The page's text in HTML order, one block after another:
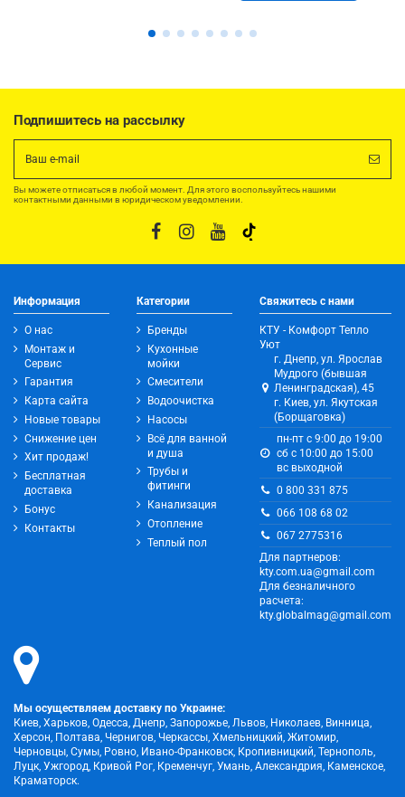
Подпишитесь на рассылку
Вы можете отписаться в любой момент. Для этого воспользуйтесь нашими
контактными данными в юридическом уведомлении.
Информация
О нас
Монтаж и
Сервис
Гарантия
Карта сайта
Новые товары
Снижение цен
Хит продаж!
Бесплатная
доставка
Бонус
Контакты
Категории
Бренды
Кухонные
мойки
Смесители
Водоочистка
Насосы
Всё для ванной
и душа
Трубы и
фитинги
Канализация
Отопление
Теплый пол
Свяжитесь с нами
КТУ - Комфорт Тепло
Уют
г. Днепр, ул. Ярослав
Мудрого (бывшая
Ленинградская), 45
г. Киев, ул. Якутская
(Борщаговка)
пн-пт с 9:00 до 19:00
сб с 10:00 до 15:00
вс выходной
0 800 331 875
066 108 68 02
067 2775316
Для партнеров:
kty.com.ua@gmail.com
Для безналичного
расчета:
kty.globalmag@gmail.com
Мы осуществляем доставку по Украине:
Киев, Харьков, Одесса, Днепр, Запорожье, Львов, Николаев, Винница,
Херсон, Полтава, Чернигов, Черкассы, Хмельницкий, Житомир,
Черновцы, Сумы, Ровно, Ивано-Франковск, Кропивницкий, Тернополь,
Луцк, Ужгород, Кривой Рог, Кременчуг, Умань, Александрия, Каменское,
Краматорск.